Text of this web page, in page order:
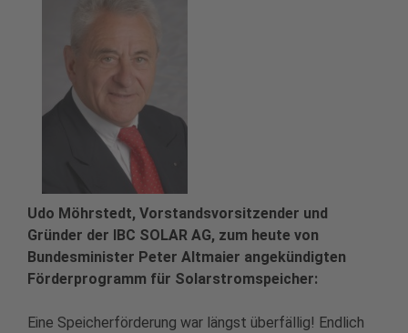
Udo Möhrstedt, Vorstandsvorsitzender und
Gründer der IBC SOLAR AG, zum heute von
Bundesminister Peter Altmaier angekündigten
Förderprogramm für Solarstromspeicher:
Eine Speicherförderung war längst überfällig! Endlich